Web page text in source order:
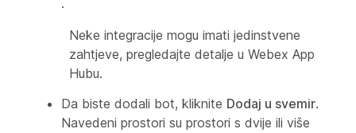
.
Neke integracije mogu imati jedinstvene
zahtjeve, pregledajte detalje u Webex App
Hubu.
Da biste dodali bot, kliknite Dodaj u svemir.
Navedeni prostori su prostori s dvije ili više